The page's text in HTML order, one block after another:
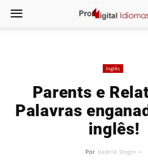
Inglês
Parents e
Palavras
inglês!
Por Valerie Singer -